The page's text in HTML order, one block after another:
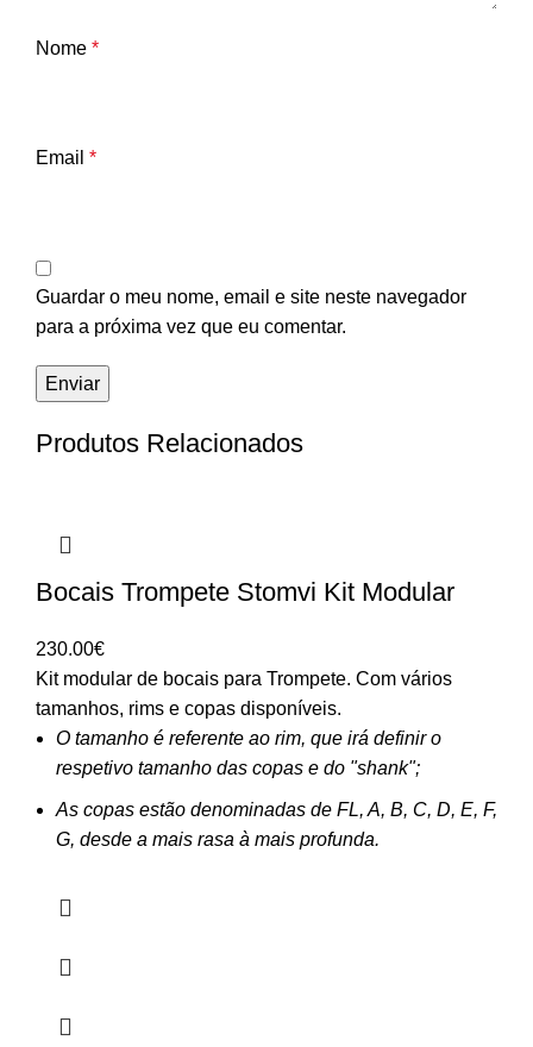
Nome *
Email *
Guardar o meu nome, email e site neste navegador
para a próxima vez que eu comentar.
Produtos Relacionados
Bocais Trompete Stomvi Kit Modular
230.00€
Kit modular de bocais para Trompete. Com vários
tamanhos, rims e copas disponíveis.
O tamanho é referente ao rim, que irá definir o
respetivo tamanho das copas e do "shank";
As copas estão denominadas de FL, A, B, C, D, E, F,
G, desde a mais rasa à mais profunda.